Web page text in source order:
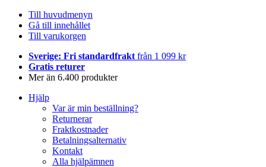
Till huvudmenyn
Gå till innehållet
Till varukorgen
Sverige: Fri standardfrakt från 1 099 kr
Gratis returer
Mer än 6.400 produkter
Hjälp
Var är min beställning?
Returnerar
Fraktkostnader
Betalningsalternativ
Kontakt
Alla hjälpämnen